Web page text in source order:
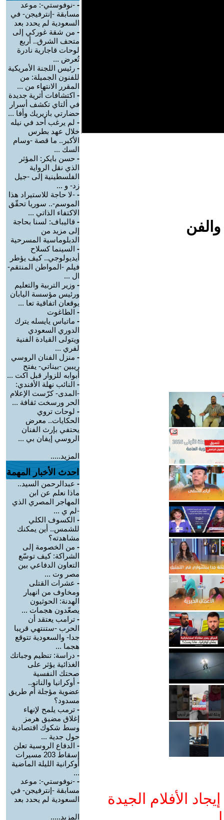
الأفلام الجيدة
- -نوفوستي-: موعد
مسابقة -إنترفيجن- في
السعودية لم يحدد بعد
- من شقة غوركي إلى
متحف الشرق.. أربع
لوحات قاجارية نادرة
تُعرض ...
- رئيس اللجنة الأمريكية
للفنون الجميلة: من
المقرر الانتهاء من ...
- اكتشافات أثرية جديدة
في ألتاي تكشف أسرار
حضارتي بازيريك وأفا ...
- لم يرغب أحد في نيله
خلال عهد بطرس
الأكبر.. ما قصة -وسام
السك ...
- حسن بايكر: المؤثر
الذي نقل الرواية
الفلسطينية إلى -جيل
زد- و ...
- -لا حاجة للاستيراد هذا
الموسم-.. سوريا تحقّق
الاكتفاء الذاتي ...
- قاليباف: لسنا بحاجة
إلى مزيد من
الدبلوماسية المسرحية
- السينما كسلاح
أيديولوجي.. كيف يؤطر
فيلم -المواطن المنتقم-
ال ...
- وزير التربية والتعليم
ورئيس مؤسسة اليابان
يوقعان اتفاقية تعا ...
- الطاغوت
- ماتياس يايسله يترك
الدوري السعودي
ويتولى القيادة الفنية
لفري ...
- منزل الفنان الروسي
ريبين -بيناتي- يفتح
أبوابه للزوار قبل اكت ...
- النائب نهلة الأفندي:
-المدى- كرّست الإعلام
الحر ورسخت ثقافة ...
- لوحات تروي
الحكايات.. معرض
يحتفي بإرث الفنان
الروسي إيفان بي ...
المزيد.....
احدث الأخبار المهمة
- عبدالرحمن السيد..
ماذا نعلم عن ابن
المهاجر المصري الذي
-لم ي ...
- الكسوف الكلي
للشمس.. أين يمكنك
مشاهدته؟
- من الخصومة إلى
الشراكة: كيف توسّع
التعاون الدفاعي بين
مصر وت ...
- عشرات القتلى
ومخاوف من انهيار
الهدنة: الحوثيون
يصعّدون هجمات ...
- ترامب يعتقد أن
الحرب -ستنتهي قريبا
جدا- والسعودية تتوقع
هجما ...
- دراسة: تنظيم وجباتك
الغذائية يؤثر على
صحتك النفسية
- أوكرانيا والناتو..
عضوية مؤجلة أم طريق
مسدود؟
- ترمب يلمح لإنهاء
إغلاق مضيق هرمز
وسط شكوك اقتصادية
حول جدية ...
- الدفاع الروسية تعلن
إسقاط 203 مسيرات
أوكرانية الليلة الماضية
...
- -نوفوستي-: موعد
مسابقة -إنترفيجن- في
السعودية لم يحدد بعد
المزيد.....